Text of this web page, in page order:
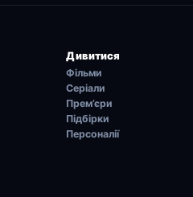
Дивитися
Фільми
Серіали
Прем’єри
Підбірки
Персоналії